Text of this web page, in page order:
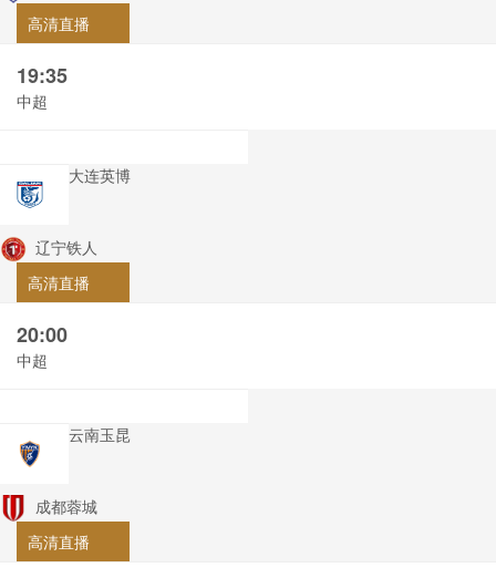
高清直播
19:35
中超
大连英博
辽宁铁人
高清直播
20:00
中超
云南玉昆
成都蓉城
高清直播